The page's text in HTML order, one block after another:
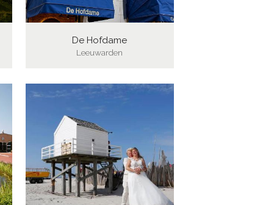
De Hofdame
Leeuwarden